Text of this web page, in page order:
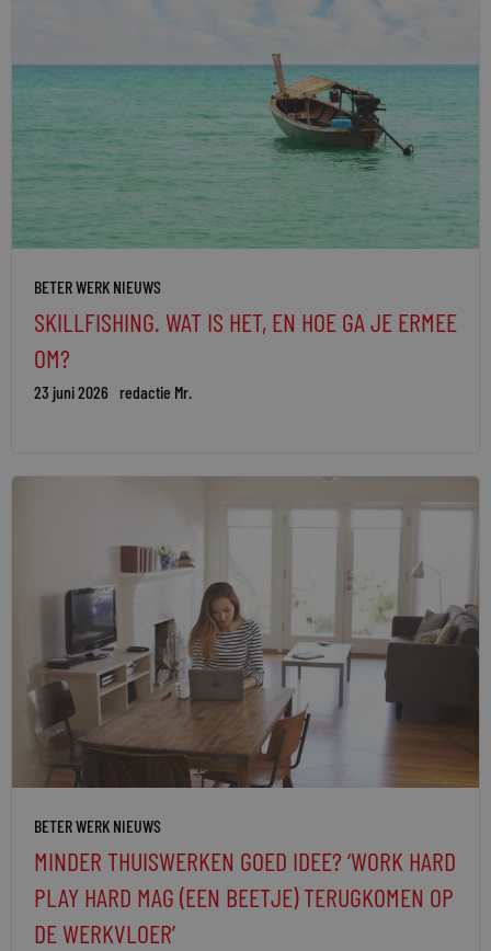
BETER WERK NIEUWS
SKILLFISHING. WAT IS HET, EN HOE GA JE ERMEE
OM?
23 juni 2026 redactie Mr.
BETER WERK NIEUWS
MINDER THUISWERKEN GOED IDEE? ‘WORK HARD
PLAY HARD MAG (EEN BEETJE) TERUGKOMEN OP
DE WERKVLOER’